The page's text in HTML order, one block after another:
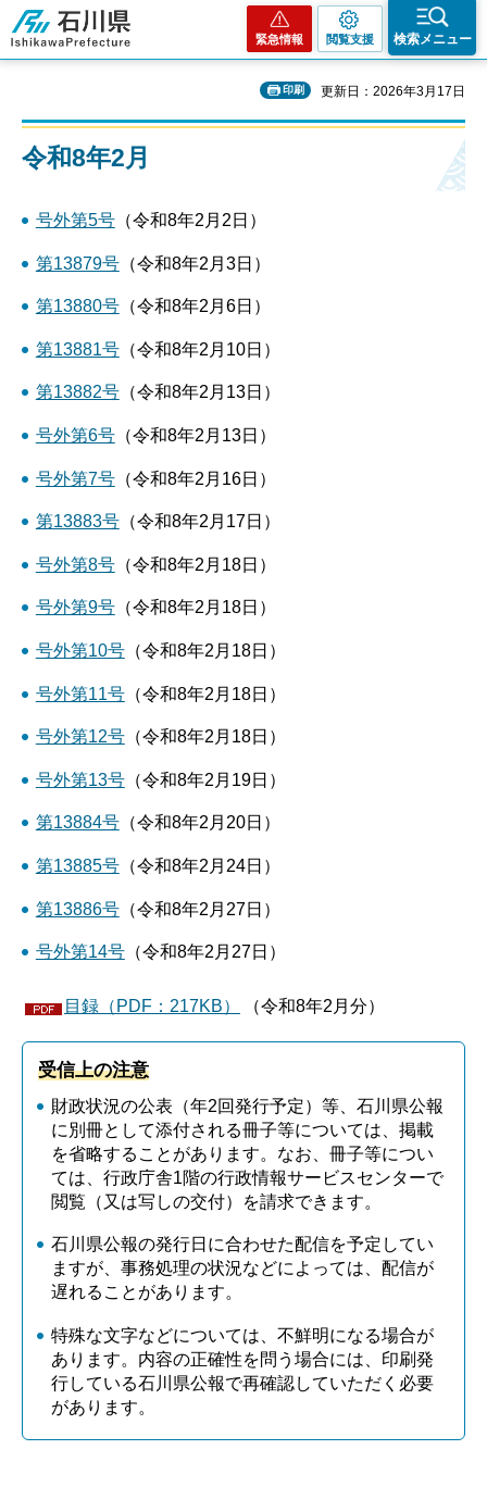
石川県
緊急情報 閲覧支援 検索メニュー
印刷 更新日：2026年3月17日
令和8年2月
号外第5号（令和8年2月2日）
第13879号（令和8年2月3日）
第13880号（令和8年2月6日）
第13881号（令和8年2月10日）
第13882号（令和8年2月13日）
号外第6号（令和8年2月13日）
号外第7号（令和8年2月16日）
第13883号（令和8年2月17日）
号外第8号（令和8年2月18日）
号外第9号（令和8年2月18日）
号外第10号（令和8年2月18日）
号外第11号（令和8年2月18日）
号外第12号（令和8年2月18日）
号外第13号（令和8年2月19日）
第13884号（令和8年2月20日）
第13885号（令和8年2月24日）
第13886号（令和8年2月27日）
号外第14号（令和8年2月27日）
目録（PDF：217KB） （令和8年2月分）
受信上の注意
財政状況の公表（年2回発行予定）等、石川県公報
に別冊として添付される冊子等については、掲載
を省略することがあります。なお、冊子等につい
ては、行政庁舎1階の行政情報サービスセンターで
閲覧（又は写しの交付）を請求できます。
石川県公報の発行日に合わせた配信を予定してい
ますが、事務処理の状況などによっては、配信が
遅れることがあります。
特殊な文字などについては、不鮮明になる場合が
あります。内容の正確性を問う場合には、印刷発
行している石川県公報で再確認していただく必要
があります。